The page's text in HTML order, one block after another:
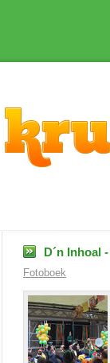
D´n Inhoal
Fotoboek